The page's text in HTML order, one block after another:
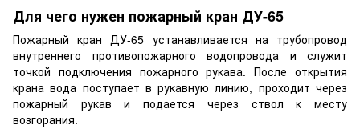
Для чего нужен пожарный кран ДУ-65
Пожарный кран ДУ-65 устанавливается на трубопровод
внутреннего противопожарного водопровода и служит
точкой подключения пожарного рукава. После открытия
крана вода поступает в рукавную линию, проходит через
пожарный рукав и подается через ствол к месту
возгорания.